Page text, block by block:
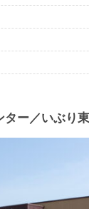
ター／いぶり